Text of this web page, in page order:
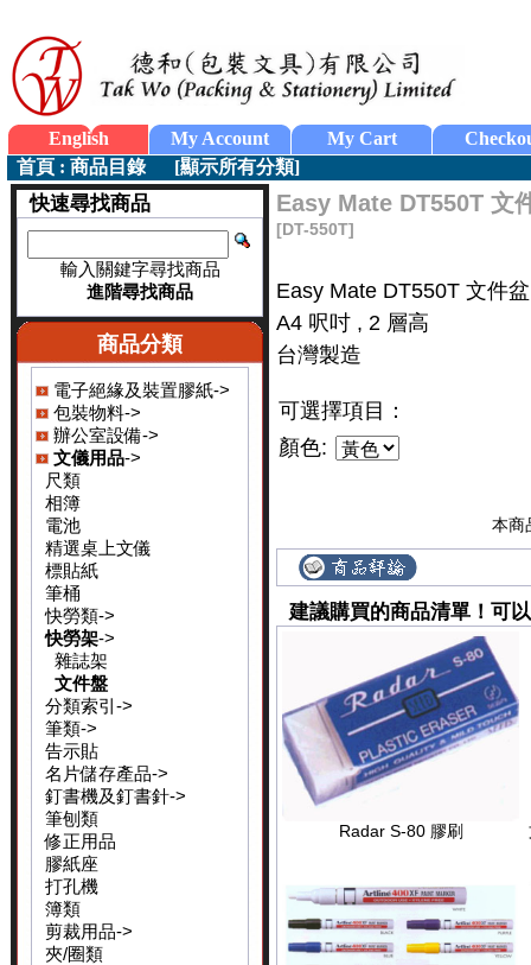
English My Account My Cart
首頁 : 商品目錄[顯示所有分類]
快速尋找商品
輸入關鍵字尋找商品
進階尋找商品
商品分類
電子絕緣及裝置膠紙->
包裝物料->
辦公室設備->
文儀用品->
尺類
相簿
電池
精選桌上文儀
標貼紙
筆桶
快勞類->
快勞架->
雜誌架
文件盤
分類索引->
筆類->
告示貼
名片儲存產品->
釘書機及釘書針->
筆刨類
修正用品
膠紙座
打孔機
簿類
剪裁用品->
夾/圈類
Easy Mate DT550T 文
[DT-550T]
Easy Mate DT550T 文件盆
A4 呎吋 , 2 層高
台灣製造
可選擇項目：
顏色:
本商
建議購買的商品清單！可
Radar S-80 膠刷